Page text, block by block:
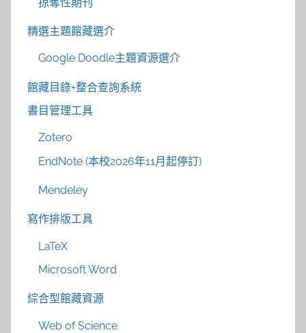
精選主題館藏選介
Google Doodle主題資源選介
館藏目錄+整合查詢系統
書目管理工具
Zotero
EndNote (本校2026年11月起停訂)
Mendeley
寫作排版工具
LaTeX
Microsoft Word
綜合型館藏資源
Web of Science